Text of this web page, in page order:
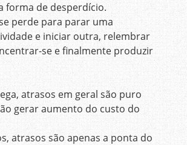
forma de desperdício.
perde para parar uma
e iniciar outra, relembrar
se e finalmente produzir
atrasos em geral são puro
gerar aumento do custo do
atrasos são apenas a ponta do